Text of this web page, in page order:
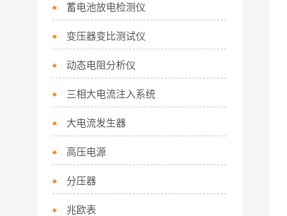
蓄电池放电检测仪
变压器变比测试仪
动态电阻分析仪
三相大电流注入系统
大电流发生器
高压电源
分压器
兆欧表